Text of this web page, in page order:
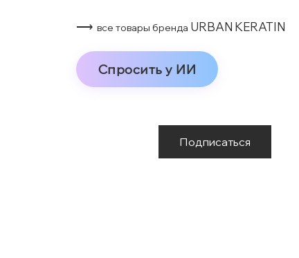
⟶ все товары бренда URBAN KERATIN
Спросить у ИИ
Подписаться